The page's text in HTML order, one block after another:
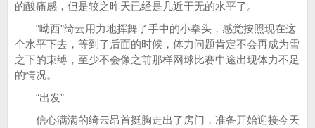
的酸痛感，但是较之昨天已经是几近于无的水平了。
“呦西”绮云用力地挥舞了手中的小拳头，感觉按照现在这
个水平下去，等到了后面的时候，体力问题肯定不会再成为雪
之下的束缚，至少不会像之前那样网球比赛中途出现体力不足
的情况。
“出发”
信心满满的绮云昂首挺胸走出了房门，准备开始迎接今天